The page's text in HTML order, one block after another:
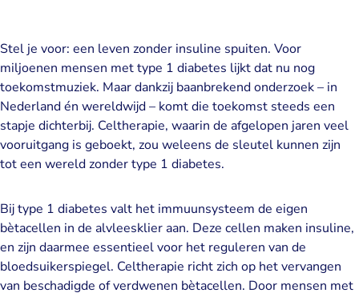
Stel je voor: een leven zonder insuline spuiten. Voor
miljoenen mensen met type 1 diabetes lijkt dat nu nog
toekomstmuziek. Maar dankzij baanbrekend onderzoek – in
Nederland én wereldwijd – komt die toekomst steeds een
stapje dichterbij. Celtherapie, waarin de afgelopen jaren veel
vooruitgang is geboekt, zou weleens de sleutel kunnen zijn
tot een wereld zonder type 1 diabetes.
Bij type 1 diabetes valt het immuunsysteem de eigen
bètacellen in de alvleesklier aan. Deze cellen maken insuline,
en zijn daarmee essentieel voor het reguleren van de
bloedsuikerspiegel. Celtherapie richt zich op het vervangen
van beschadigde of verdwenen bètacellen. Door mensen met